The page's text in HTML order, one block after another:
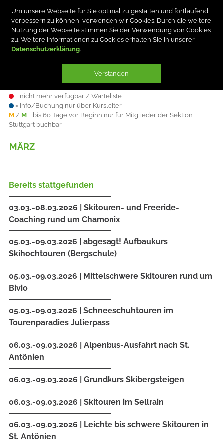
Um unsere Webseite für Sie optimal zu gestalten und fortlaufend
verbessern zu können, verwenden wir Cookies. Durch die weitere
Nutzung der Webseite stimmen Sie der Verwendung von Cookies
zu. Weitere Informationen zu Cookies erhalten Sie in unserer
Datenschutzerklärung
Verstanden
= nicht mehr verfügbar / Warteliste
= Info/Buchung nur über Kursleiter
M/ M= bis 60 Tage vor Beginn nur für Mitglieder der Sektion
Stuttgart buchbar
MÄRZ
Bereits stattgefunden
03.03.-08.03.2026 | Skitouren- und Freeride-
Coaching rund um Chamonix
05.03.-09.03.2026 | abgesagt! Aufbaukurs
Skihochtouren (Bergschule)
05.03.-09.03.2026 | Mittelschwere Skitouren rund um
Bivio
05.03.-09.03.2026 | Schneeschuhtouren im
Tourenparadies Julierpass
06.03.-09.03.2026 | Alpenbus-Ausfahrt nach St.
Antönien
06.03.-09.03.2026 | Grundkurs Skibergsteigen
06.03.-09.03.2026 | Skitouren im Sellrain
06.03.-09.03.2026 | Leichte bis schwere Skitouren in
St. Antönien